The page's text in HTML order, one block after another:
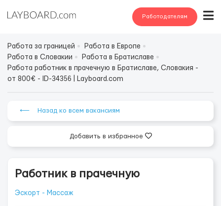
Работодателям
Работа за границей
Работа в Европе
Работа в Словакии
Работа в Братиславе
Работа работник в прачечную в Братиславе, Словакия -
от 800€ - ID-34356 | Layboard.com
⟵ Назад ко всем вакансиям
Добавить в избранное
Работник в прачечную
Эскорт - Массаж